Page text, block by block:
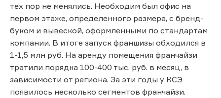
тех пор не менялись. Необходим был офис на
первом этаже, определенного размера, с бренд-
буком и вывеской, оформленными по стандартам
компании. В итоге запуск франшизы обходился в
1-1,5 млн руб. На аренду помещения франчайзи
тратили порядка 100-400 тыс. руб. в месяц, в
зависимости от региона. За эти годы у КСЭ
появилось несколько сегментов франчайзи.